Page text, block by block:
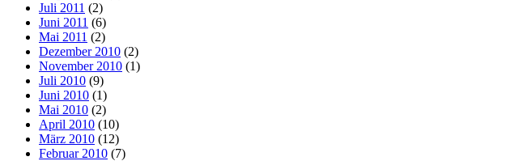
Juli 2011 (2)
Juni 2011 (6)
Mai 2011 (2)
Dezember 2010 (2)
November 2010 (1)
Juli 2010 (9)
Juni 2010 (1)
Mai 2010 (2)
April 2010 (10)
März 2010 (12)
Februar 2010 (7)